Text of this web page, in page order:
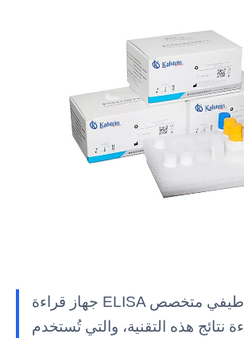
جهاز قراءة ELISA هو مقياس طيفي متخصص
نتائج هذه التقنية، والتي تُستخدم